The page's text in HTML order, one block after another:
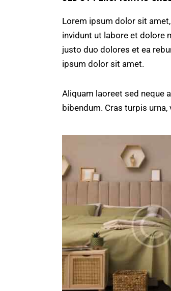
Lorem ipsum dolor sit
invidunt ut labore et dolore
justo duo dolores et ea
ipsum dolor sit amet.
Aliquam laoreet sed neque
bibendum. Cras turpis